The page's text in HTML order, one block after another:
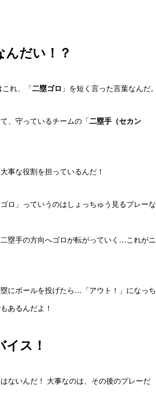
だい！？
れ、「 二塁ゴロ 」を短く言った言葉なんだ。
、守っているチームの「 二塁手（セカン
事な役割を担っているんだ！
ロ」っていうのはしょっちゅう見るプレーな
塁手の方向へゴロが転がっていく…これがニ
にボールを投げたら…「アウト！」になっち
あるんだよ！
ス！
ないんだ！ 大事なのは、その後のプレーだ